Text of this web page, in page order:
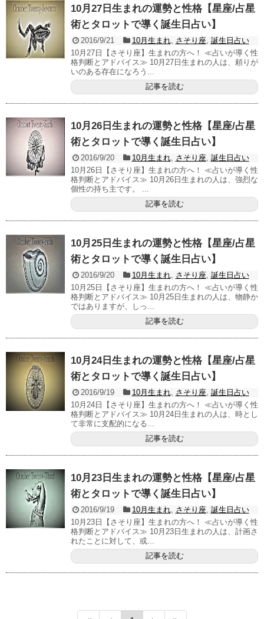
10月27日生まれの運勢と性格【星座/占星
術とタロットで導く誕生日占い】
2016/9/21 10月生まれ, さそり座, 誕生日占い
10月27日【さそり座】生まれの方へ！ ≪占いが導く性
格判断とアドバイス≫ 10月27日生まれの人は、頼りが
いのある存在になろう...
記事を読む
10月26日生まれの運勢と性格【星座/占星
術とタロットで導く誕生日占い】
2016/9/20 10月生まれ, さそり座, 誕生日占い
10月26日【さそり座】生まれの方へ！ ≪占いが導く性
格判断とアドバイス≫ 10月26日生まれの人は、強烈な
個性の持ち主です。 ...
記事を読む
10月25日生まれの運勢と性格【星座/占星
術とタロットで導く誕生日占い】
2016/9/20 10月生まれ, さそり座, 誕生日占い
10月25日【さそり座】生まれの方へ！ ≪占いが導く性
格判断とアドバイス≫ 10月25日生まれの人は、物静か
ではありますが、しっ...
記事を読む
10月24日生まれの運勢と性格【星座/占星
術とタロットで導く誕生日占い】
2016/9/19 10月生まれ, さそり座, 誕生日占い
10月24日【さそり座】生まれの方へ！ ≪占いが導く性
格判断とアドバイス≫ 10月24日生まれの人は、時とし
て非常に支配的になる...
記事を読む
10月23日生まれの運勢と性格【星座/占星
術とタロットで導く誕生日占い】
2016/9/19 10月生まれ, さそり座, 誕生日占い
10月23日【さそり座】生まれの方へ！ ≪占いが導く性
格判断とアドバイス≫ 10月23日生まれの人は、計画さ
れたことに対して、或...
記事を読む